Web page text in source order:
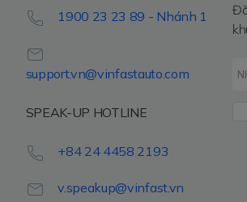
1900 23 23 89 - Nhánh 1
support.vn@vinfastauto.com
SPEAK-UP HOTLINE
+84 24 4458 2193
v.speakup@vinfast.vn